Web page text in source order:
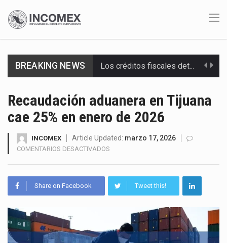
BREAKING NEWS Los créditos fiscales determinados a empresas IMMEX rara vez nacen de una interpretación equivocada de…
El gobierno de Estados Unidos anunciará un arancel del 15 % sobre los productos fabricados…
El derecho a la previsibilidad de los horarios de trabajo en turnos rotativos podría ser…
Las métricas tradicionales de los parques industriales —absorción, ocupación y metros cuadrados desarrollados— resultan insuficientes…
Recaudación aduanera en Tijuana
cae 25% en enero de 2026
INCOMEX Article Updated: marzo 17, 2026
COMENTARIOS DESACTIVADOS
TIJUANA
ENERO
Share on Facebook Tweet this!